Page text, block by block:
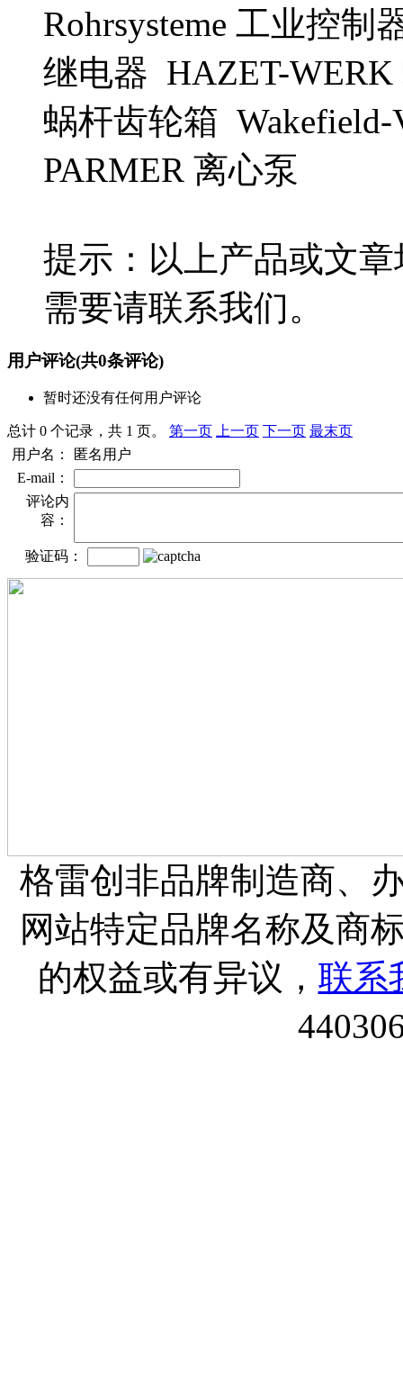
Rohrsysteme 工业控
继电器 HAZET-WERK
蜗杆齿轮箱
PARMER 离心泵
提示：以上产品或文
需要请联系我们。
用户评论(共0条评论)
暂时还没有任何用户评论
总计 0 个记录，共 1 页。 第一页 上一页 下一页 最末页
用户名：
匿名用户
E-mail：
评论内
容：
验证码：
格雷创非品牌制造商、
网站特定品牌名称及商
的权益或有异议， 联系